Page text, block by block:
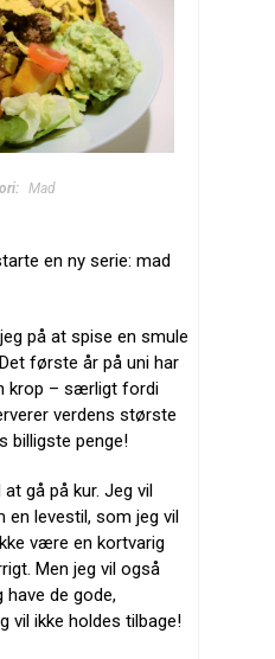
Mad
en ny serie: mad
på at spise en smule
første år på uni har
krop – særligt fordi
verdens største
billigste penge!
gå på kur. Jeg vil
levestil, som jeg vil
være en kortvarig
Men jeg vil også
have de gode,
vil ikke holdes tilbage!